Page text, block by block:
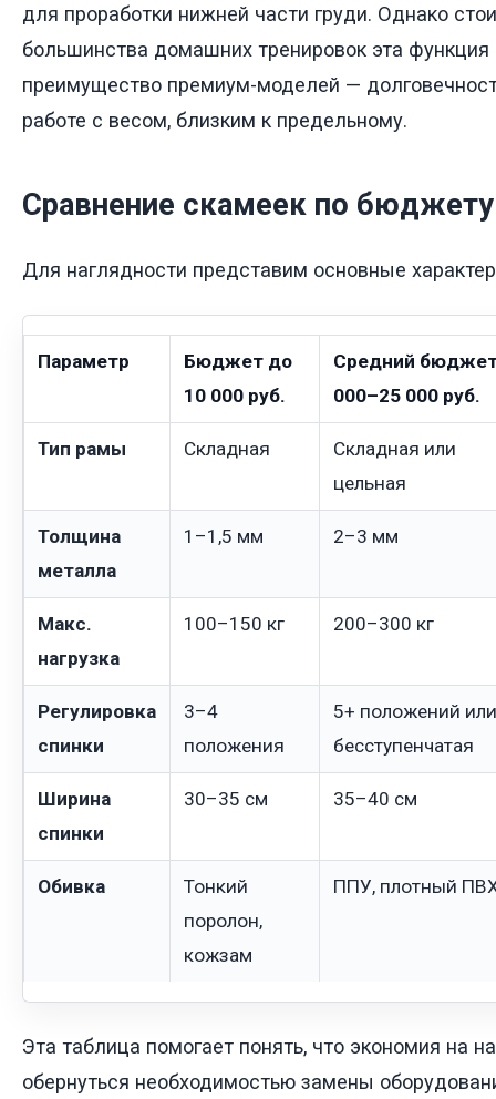
для проработки нижней части груди. Однако
большинства домашних тренировок эта
преимущество премиум-моделей —
работе с весом, близким к предельному.
Сравнение скамеек по бюджету
Для наглядности представим основные
Параметр
Бюджет до
10 000 руб.
Средний
000–25 000 руб.
Тип рамы Складная
Складная или
цельная
Толщина
металла
1–1,5 мм 2–3 мм
Макс.
нагрузка
100–150 кг 200–300 кг
Регулировка
спинки
3–4
положения
5+ положений или
бесступенчатая
Ширина
спинки
30–35 см 35–40 см
Обивка
Тонкий
поролон,
кожзам
ППУ, плотный
Эта таблица помогает понять, что экономия на
обернуться необходимостью замены